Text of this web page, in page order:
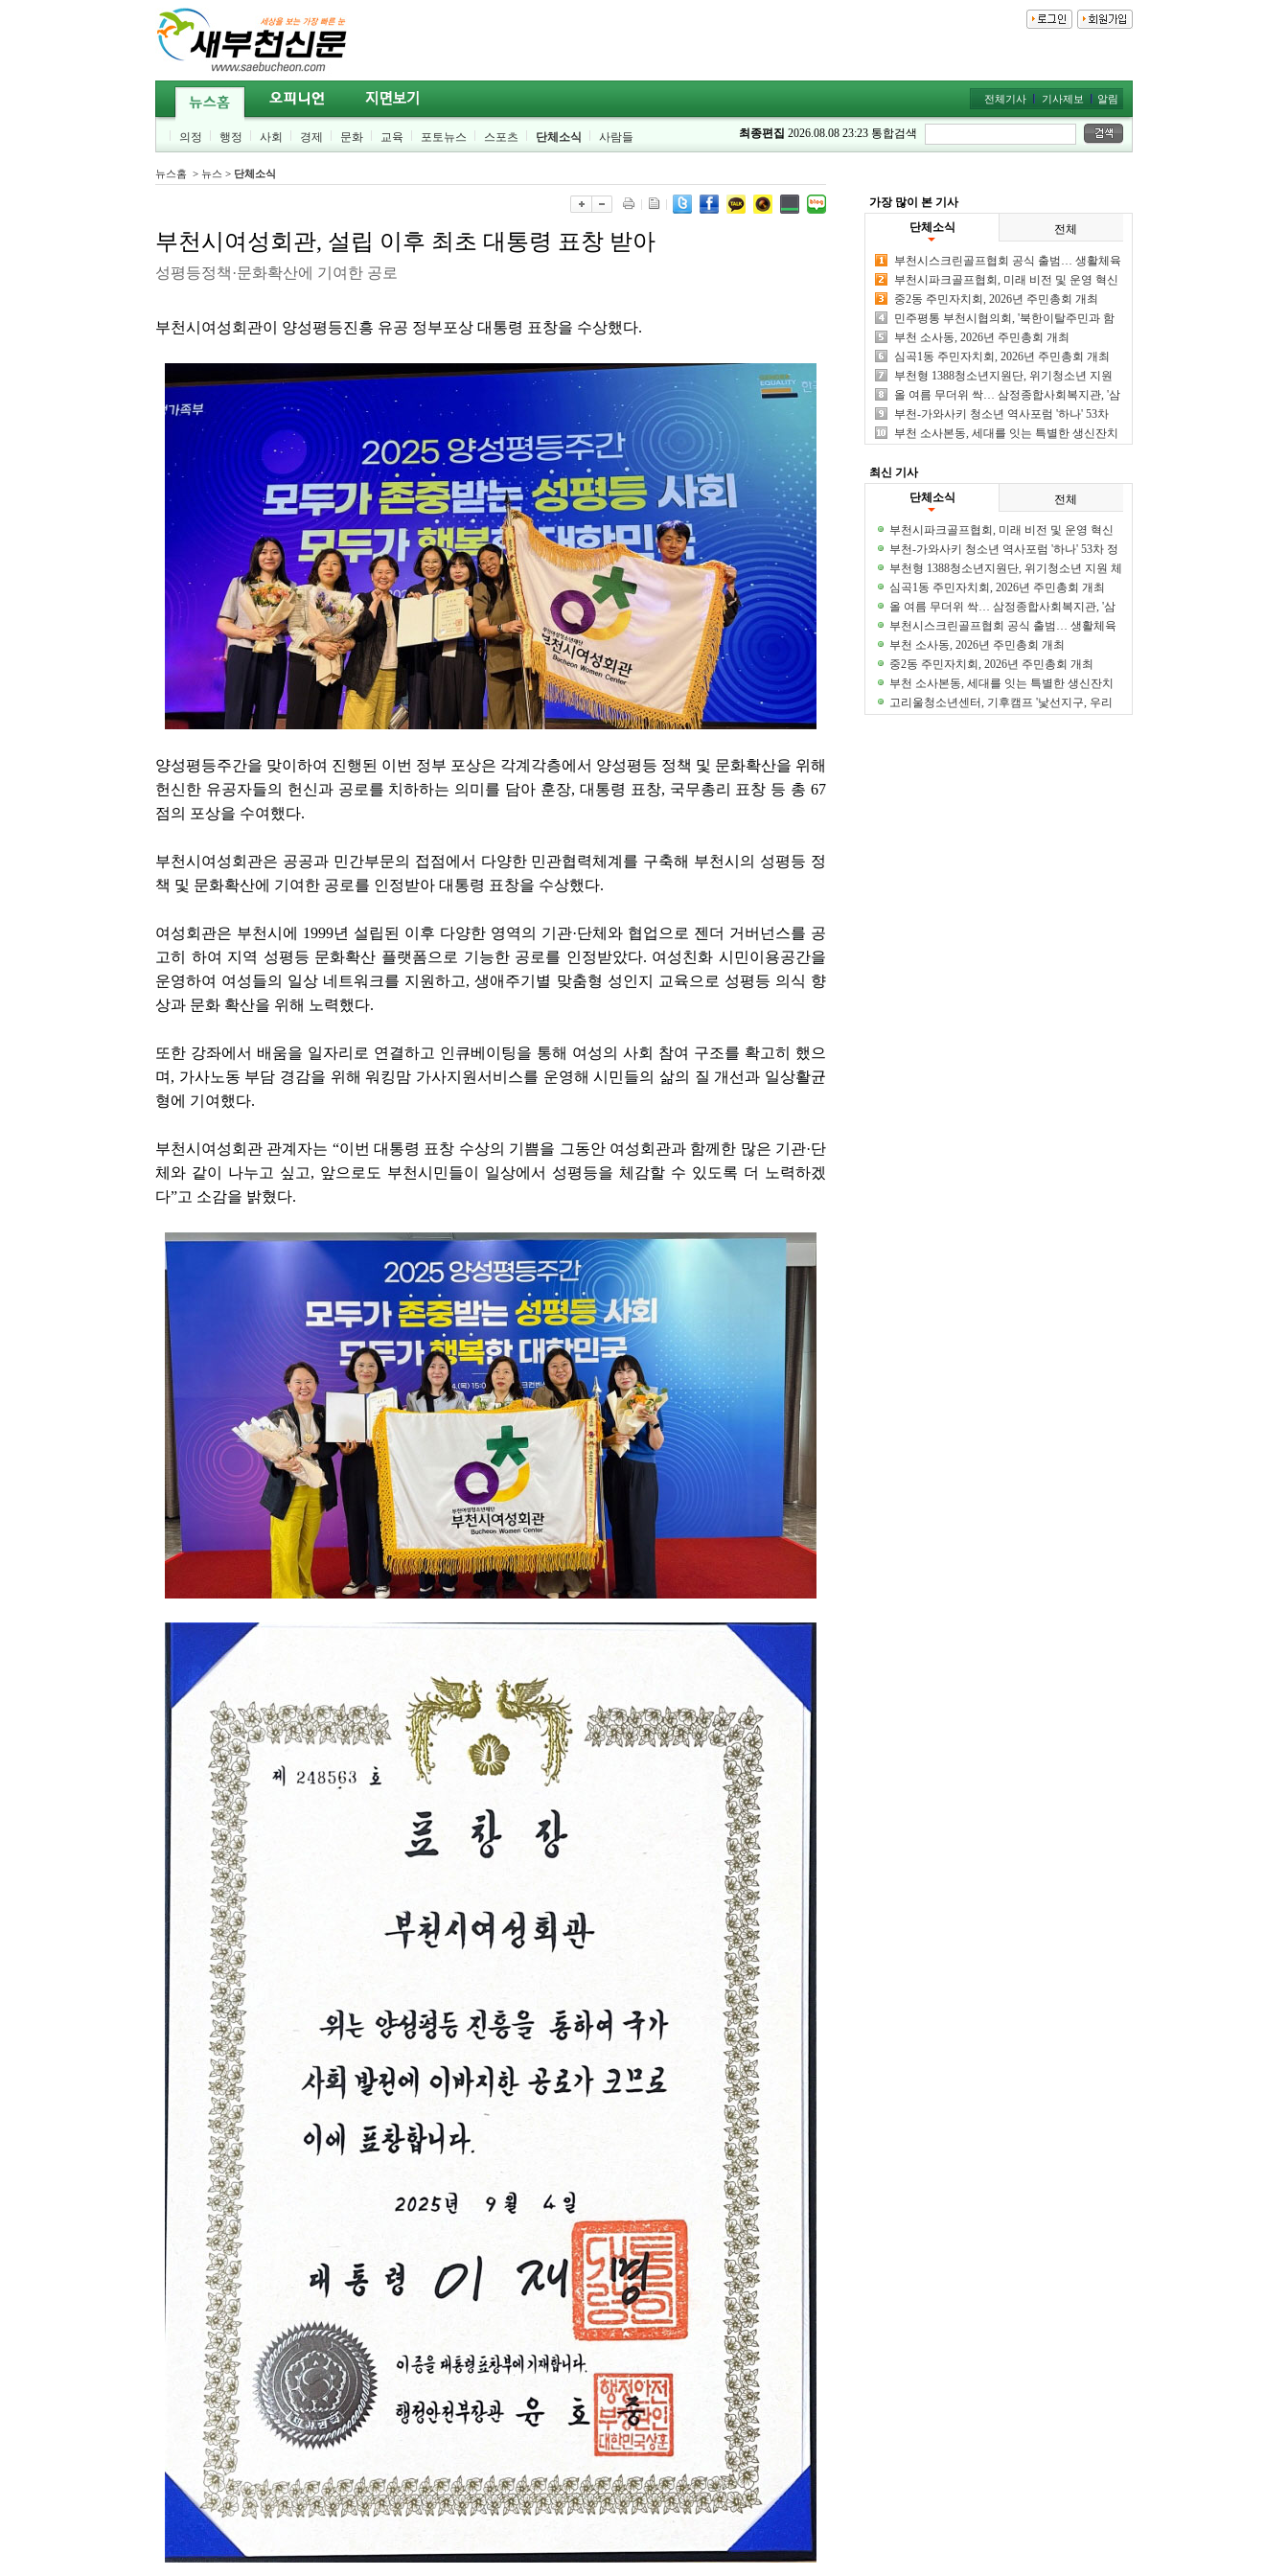
의정 행정 사회 경제 문화 교육 포토뉴스 스포츠 단체소식 사람들
전체기사 기사제보 알림
최종편집 2026.08.08 23:23 통합검색
뉴스홈 > 뉴스 > 단체소식
부천시여성회관, 설립 이후 최초 대통령 표창 받아
성평등정책·문화확산에 기여한 공로
부천시여성회관이 양성평등진흥 유공 정부포상 대통령 표창을 수상했다.
양성평등주간을 맞이하여 진행된 이번 정부 포상은 각계각층에서 양성평등 정책 및 문화확산을 위해
헌신한 유공자들의 헌신과 공로를 치하하는 의미를 담아 훈장, 대통령 표창, 국무총리 표창 등 총 67
점의 포상을 수여했다.
부천시여성회관은 공공과 민간부문의 접점에서 다양한 민관협력체계를 구축해 부천시의 성평등 정
책 및 문화확산에 기여한 공로를 인정받아 대통령 표창을 수상했다.
여성회관은 부천시에 1999년 설립된 이후 다양한 영역의 기관·단체와 협업으로 젠더 거버넌스를 공
고히 하여 지역 성평등 문화확산 플랫폼으로 기능한 공로를 인정받았다. 여성친화 시민이용공간을
운영하여 여성들의 일상 네트워크를 지원하고, 생애주기별 맞춤형 성인지 교육으로 성평등 의식 향
상과 문화 확산을 위해 노력했다.
또한 강좌에서 배움을 일자리로 연결하고 인큐베이팅을 통해 여성의 사회 참여 구조를 확고히 했으
며, 가사노동 부담 경감을 위해 워킹맘 가사지원서비스를 운영해 시민들의 삶의 질 개선과 일상활균
형에 기여했다.
부천시여성회관 관계자는 “이번 대통령 표창 수상의 기쁨을 그동안 여성회관과 함께한 많은 기관·단
체와 같이 나누고 싶고, 앞으로도 부천시민들이 일상에서 성평등을 체감할 수 있도록 더 노력하겠
다”고 소감을 밝혔다.
가장 많이 본 기사
단체소식
전체
부천시스크린골프협회 공식 출범… 생활체육
활성화 위한 힘찬 첫걸음
부천시파크골프협회, 미래 비전 및 운영 혁신
워크숍 개최
중2동 주민자치회, 2026년 주민총회 개최
민주평통 부천시협의회, '북한이탈주민과 함
께하는 여름밤의 평화 소나타' 개최
부천 소사동, 2026년 주민총회 개최
심곡1동 주민자치회, 2026년 주민총회 개최
부천형 1388청소년지원단, 위기청소년 지원
체계 강화
올 여름 무더위 싹… 삼정종합사회복지관, '삼
정워터파크' 개장
부천-가와사키 청소년 역사포럼 '하나' 53차
정기교류회 성료
부천 소사본동, 세대를 잇는 특별한 생신잔치
최신 기사
단체소식
전체
부천시파크골프협회, 미래 비전 및 운영 혁신
워크숍 개최
부천-가와사키 청소년 역사포럼 '하나' 53차 정
기교류회 성료
부천형 1388청소년지원단, 위기청소년 지원 체
계 강화
심곡1동 주민자치회, 2026년 주민총회 개최
올 여름 무더위 싹… 삼정종합사회복지관, '삼
정워터파크' 개장
부천시스크린골프협회 공식 출범… 생활체육
활성화 위한 힘찬 첫걸음
부천 소사동, 2026년 주민총회 개최
중2동 주민자치회, 2026년 주민총회 개최
부천 소사본동, 세대를 잇는 특별한 생신잔치
개최
고리울청소년센터, 기후캠프 '낯선지구, 우리